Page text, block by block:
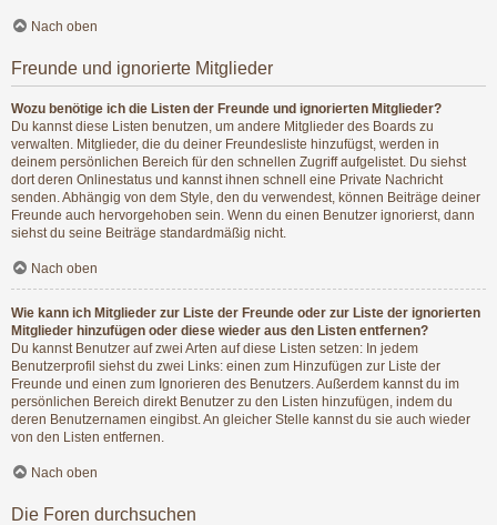
Nach oben
Freunde und ignorierte Mitglieder
Wozu benötige ich die Listen der Freunde und ignorierten Mitglieder?
Du kannst diese Listen benutzen, um andere Mitglieder des Boards zu
verwalten. Mitglieder, die du deiner Freundesliste hinzufügst, werden in
deinem persönlichen Bereich für den schnellen Zugriff aufgelistet. Du siehst
dort deren Onlinestatus und kannst ihnen schnell eine Private Nachricht
senden. Abhängig von dem Style, den du verwendest, können Beiträge deiner
Freunde auch hervorgehoben sein. Wenn du einen Benutzer ignorierst, dann
siehst du seine Beiträge standardmäßig nicht.
Nach oben
Wie kann ich Mitglieder zur Liste der Freunde oder zur Liste der ignorierten
Mitglieder hinzufügen oder diese wieder aus den Listen entfernen?
Du kannst Benutzer auf zwei Arten auf diese Listen setzen: In jedem
Benutzerprofil siehst du zwei Links: einen zum Hinzufügen zur Liste der
Freunde und einen zum Ignorieren des Benutzers. Außerdem kannst du im
persönlichen Bereich direkt Benutzer zu den Listen hinzufügen, indem du
deren Benutzernamen eingibst. An gleicher Stelle kannst du sie auch wieder
von den Listen entfernen.
Nach oben
Die Foren durchsuchen